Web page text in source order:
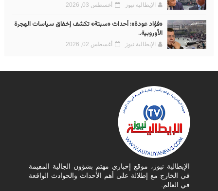
الإيطالية نيوز أغسطس 03, 2026
«فؤاد عودة»: أحداث «سبتة» تكشف إخفاق سياسات الهجرة
الأوروبية..
الإيطالية نيوز أغسطس 02, 2026
الإيطالية نيوز، موقع إخباري مهتم بشؤون الجالية المقيمة
في الخارج مع إطلالة على أهم الأحداث والحوادث الواقعة
في العالم.